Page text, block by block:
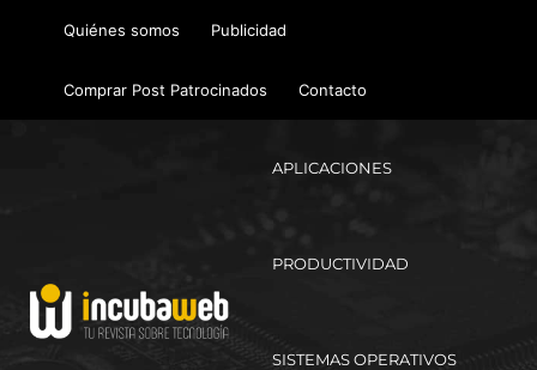
Quiénes somos Publicidad
Comprar Post Patrocinados Contacto
APLICACIONES
PRODUCTIVIDAD
SISTEMAS OPERATIVOS